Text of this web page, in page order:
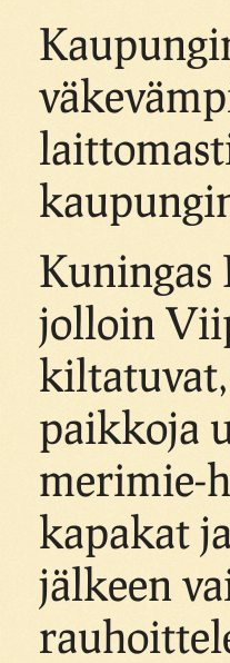
Kuningas
jolloin
paikkoja
merimie-
kapakat
jälkeen